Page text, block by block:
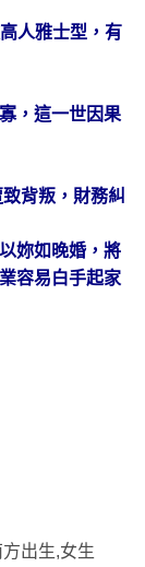
人雅士型，有
，這一世因果
背叛，財務糾
妳如晚婚，將
容易白手起家
出生,女生